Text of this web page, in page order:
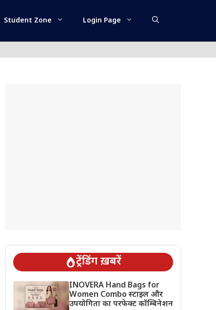
Student Zone Login Page
ट्रेंडिंग ख़बरें
INOVERA Hand Bags for
Women Combo स्टाइल और
उपयोगिता का परफेक्ट कॉम्बिनेशन